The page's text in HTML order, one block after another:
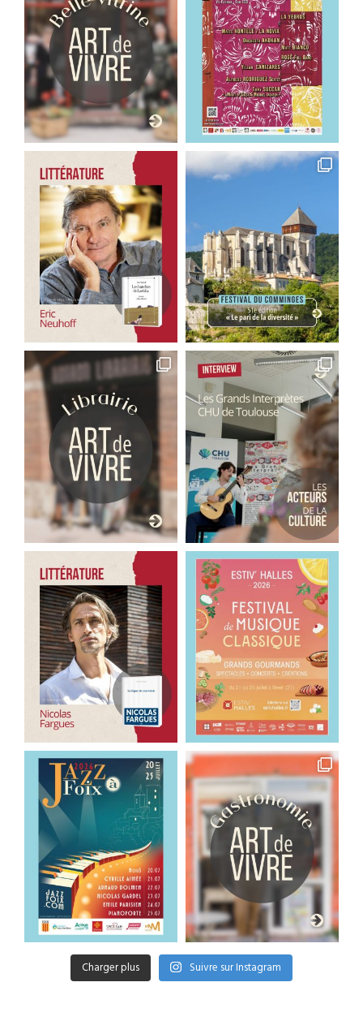
Charger plus Suivre sur Instagram